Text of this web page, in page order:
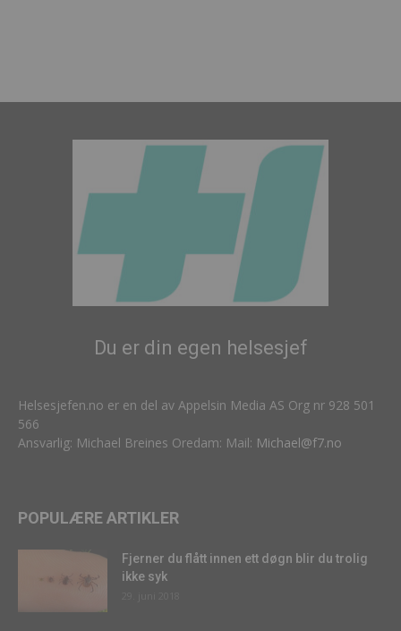
Du er din egen helsesjef
Helsesjefen.no er en del av Appelsin Media AS Org nr 928 501
566
Ansvarlig: Michael Breines Oredam: Mail: Michael@f7.no
POPULÆRE ARTIKLER
Fjerner du flått innen ett døgn blir du trolig
ikke syk